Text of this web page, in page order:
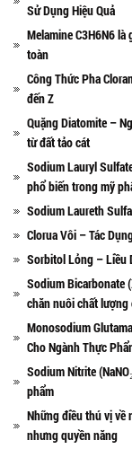
Sử Dụng Hiệu Quả
Melamine C3H6N6
toàn
Công Thức Pha
đến Z
Quặng Diatomite –
từ đất tảo cát
Sodium Lauryl
phổ biến trong mỹ
Sodium Laureth
Clorua Vôi – Tác
Sorbitol Lỏng – Liều
Sodium Bicarbonate
chăn nuôi chất lượng
Monosodium
Cho Ngành Thực
Sodium Nitrite
phẩm
Những điều thú vị về
nhưng quyền năng